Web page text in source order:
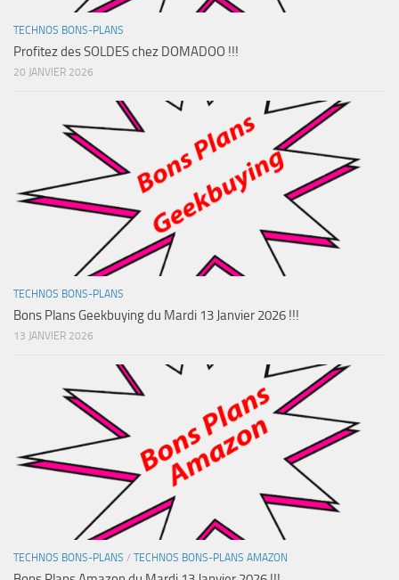
TECHNOS BONS-PLANS
Profitez des SOLDES chez DOMADOO !!!
20 JANVIER 2026
TECHNOS BONS-PLANS
Bons Plans Geekbuying du Mardi 13 Janvier 2026 !!!
13 JANVIER 2026
TECHNOS BONS-PLANS / TECHNOS BONS-PLANS AMAZON